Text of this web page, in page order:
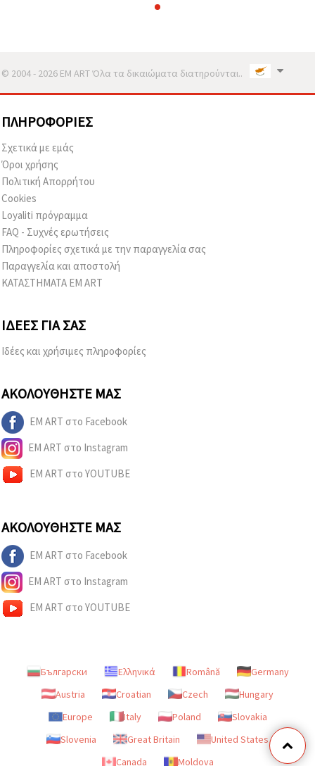
© 2004 - 2026 EM ART Όλα τα δικαιώματα διατηρούνται..
ΠΛΗΡΟΦΟΡΊΕΣ
Σχετικά με εμάς
Όροι χρήσης
Πολιτική Απορρήτου
Cookies
Loyaliti πρόγραμμα
FAQ - Συχνές ερωτήσεις
Πληροφορίες σχετικά με την παραγγελία σας
Παραγγελία και αποστολή
ΚΑΤΑΣΤΗΜΑΤΑ EM ART
ΙΔΈΕΣ ΓΙΑ ΣΑΣ
Ιδέες και χρήσιμες πληροφορίες
ΑΚΟΛΟΥΘΉΣΤΕ ΜΑΣ
EM ART στο Facebook
EM ART στο Instagram
EM ART στο YOUTUBE
ΑΚΟΛΟΥΘΉΣΤΕ ΜΑΣ
EM ART στο Facebook
EM ART στο Instagram
EM ART στο YOUTUBE
Български Ελληνικά Română
Germany
Austria
Croatian Czech
Hungary
Europe
Italy Poland
Slovakia
Slovenia
Great Britain
United States
Canada
Moldova